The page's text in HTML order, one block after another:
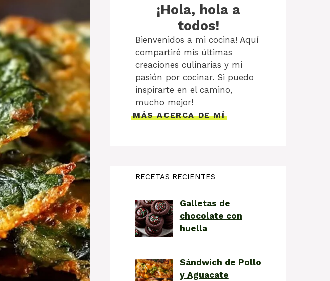
¡Hola, hola a
todos!
Bienvenidos a mi cocina! Aquí
compartiré mis últimas
creaciones culinarias y mi
pasión por cocinar. Si puedo
inspirarte en el camino,
mucho mejor!
MÁS ACERCA DE MÍ
RECETAS RECIENTES
Galletas de
chocolate con
huella
Sándwich de Pollo
y Aguacate